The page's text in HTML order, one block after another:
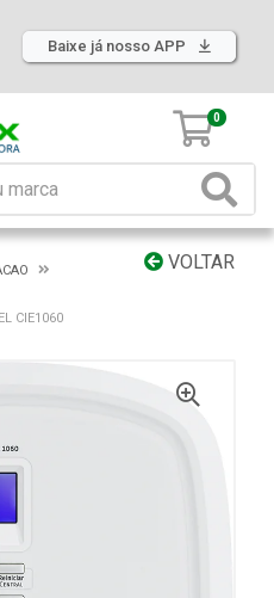
Baixe já nosso APP
0
VOLTAR
CIE1060